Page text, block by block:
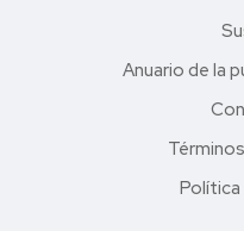
Anuario de la
Política